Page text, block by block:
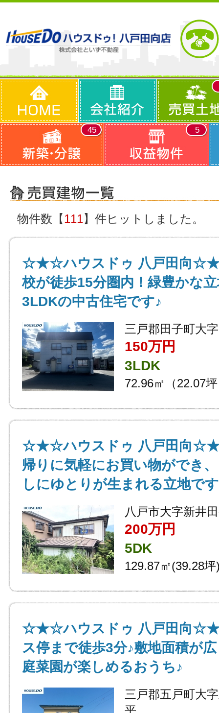
45 5
物件数【111】件ヒットしました。
☆★☆ハウスドゥ 八戸田向
校が徒歩15分圏内！緑豊かな
3LDKの中古住宅です♪
三戸郡田子町大
150万円
3LDK
72.96㎡（22.07
☆★☆ハウスドゥ 八戸田向
帰りに気軽にお買い物ができ
しにゆとりが生まれる立地で
八戸市大字新井
200万円
5DK
129.87㎡(39.28坪
☆★☆ハウスドゥ 八戸田向
ス停まで徒歩3分♪敷地面積が
庭菜園が楽しめるおうち♪
三戸郡五戸町大
平